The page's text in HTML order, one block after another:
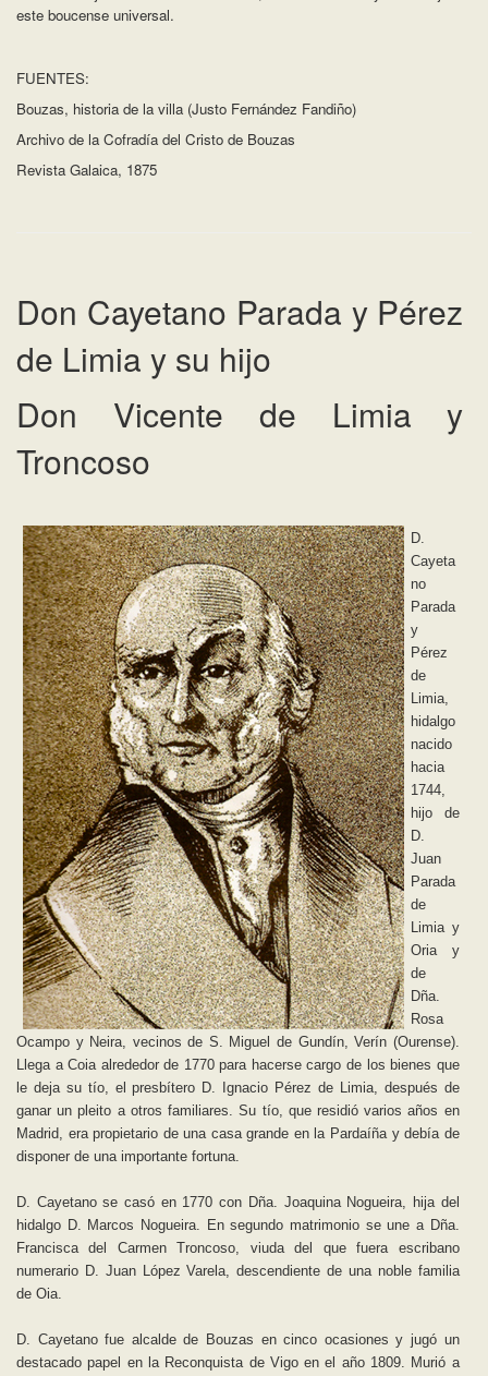
este boucense universal.
FUENTES:
Bouzas, historia de la villa (Justo Fernández Fandiño)
Archivo de la Cofradía del Cristo de Bouzas
Revista Galaica, 1875
Don Cayetano Parada y Pérez
de Limia y su hijo
Don Vicente de Limia y
Troncoso
D.
Cayeta
no
Parada
y
Pérez
de
Limia,
hidalgo
nacido
hacia
1744,
hijo de
D.
Juan
Parada
de
Limia y
Oria y
de
Dña.
Rosa
Ocampo y Neira, vecinos de S. Miguel de Gundín, Verín (Ourense).
Llega a Coia alrededor de 1770 para hacerse cargo de los bienes que
le deja su tío, el presbítero D. Ignacio Pérez de Limia, después de
ganar un pleito a otros familiares. Su tío, que residió varios años en
Madrid, era propietario de una casa grande en la Pardaíña y debía de
disponer de una importante fortuna.
D. Cayetano se casó en 1770 con Dña. Joaquina Nogueira, hija del
hidalgo D. Marcos Nogueira. En segundo matrimonio se une a Dña.
Francisca del Carmen Troncoso, viuda del que fuera escribano
numerario D. Juan López Varela, descendiente de una noble familia
de Oia.
D. Cayetano fue alcalde de Bouzas en cinco ocasiones y jugó un
destacado papel en la Reconquista de Vigo en el año 1809. Murió a